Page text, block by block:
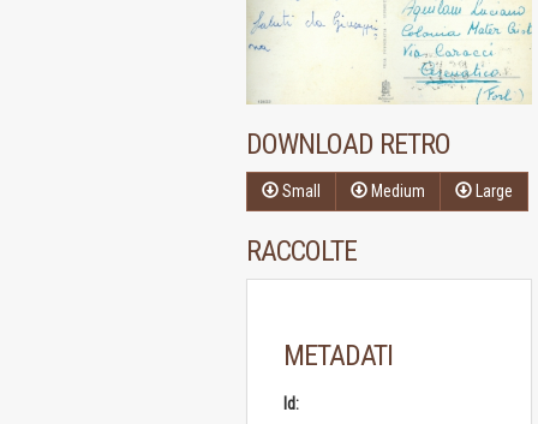
DOWNLOAD RETRO
Small Medium Large
RACCOLTE
METADATI
Id: